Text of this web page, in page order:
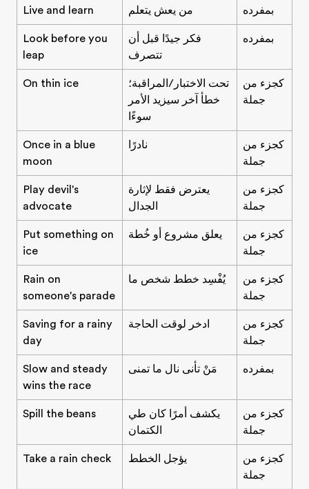
Live and learn من يعش يتعلم بمفرده
Look before you
leap
فكر جيدًا قبل أن
تتصرف
بمفرده
On thin ice
تحت الاختبار/المراقبة؛
خطأ آخر سيزيد الأمر
سوءًا
كجزء من
جملة
Once in a blue
moon
نادرًا
كجزء من
جملة
Play devil's
advocate
يعترض فقط لإثارة
الجدال
كجزء من
جملة
Put something on
ice
يعلق مشروع أو خُطة
كجزء من
جملة
Rain on
someone's parade
يُفْسِد خطط شخص ما
كجزء من
جملة
Saving for a rainy
day
ادخر لوقت الحاجة
كجزء من
جملة
Slow and steady
wins the race
مَنْ تأنى نال ما تمنى بمفرده
Spill the beans
يكشف أمرًا كان طي
الكتمان
كجزء من
جملة
Take a rain check يؤجل الخطط
كجزء من
جملة